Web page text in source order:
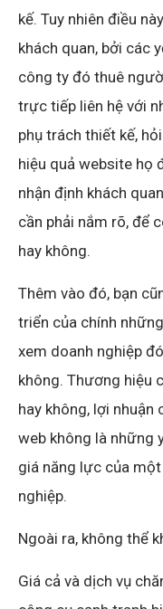
kế. Tuy nhiên điều
khách quan, bởi các
công ty đó thuê
trực tiếp liên hệ với
phụ trách thiết kế,
hiệu quả website họ
nhận định khách
cần phải nắm rõ, để
hay không.
Thêm vào đó, bạn
triển của chính
xem doanh nghiệp
không. Thương hiệu
hay không, lợi
web không là những
giá năng lực của
nghiệp.
Ngoài ra, không thể
Giá cả và dịch vụ